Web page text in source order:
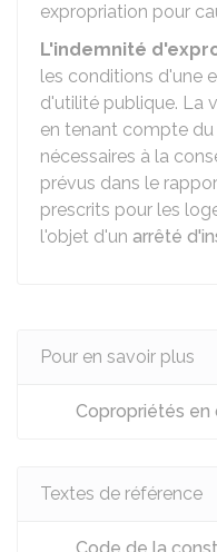
expropriation pour
L'indemnité
les conditions d'une
d'utilité publique. La
en tenant compte
nécessaires à la
prévus dans le
prescrits pour les
l'objet d'un arrêté
Pour en savoir plus
Copropriétés en
Textes de référence